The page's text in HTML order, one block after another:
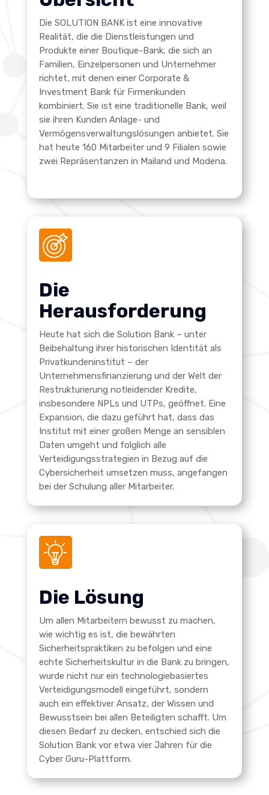
Die SOLUTION BANK ist eine innovative
Realität, die die Dienstleistungen und
Produkte einer Boutique-Bank, die sich an
Familien, Einzelpersonen und Unternehmer
richtet, mit denen einer Corporate &
Investment Bank für Firmenkunden
kombiniert. Sie ist eine traditionelle Bank, weil
sie ihren Kunden Anlage- und
Vermögensverwaltungslösungen anbietet. Sie
hat heute 160 Mitarbeiter und 9 Filialen sowie
zwei Repräsentanzen in Mailand und Modena.
Die
Herausforderung
Heute hat sich die Solution Bank – unter
Beibehaltung ihrer historischen Identität als
Privatkundeninstitut – der
Unternehmensfinanzierung und der Welt der
Restrukturierung notleidender Kredite,
insbesondere NPLs und UTPs, geöffnet. Eine
Expansion, die dazu geführt hat, dass das
Institut mit einer großen Menge an sensiblen
Daten umgeht und folglich alle
Verteidigungsstrategien in Bezug auf die
Cybersicherheit umsetzen muss, angefangen
bei der Schulung aller Mitarbeiter.
Die Lösung
Um allen Mitarbeitern bewusst zu machen,
wie wichtig es ist, die bewährten
Sicherheitspraktiken zu befolgen und eine
echte Sicherheitskultur in die Bank zu bringen,
wurde nicht nur ein technologiebasiertes
Verteidigungsmodell eingeführt, sondern
auch ein effektiver Ansatz, der Wissen und
Bewusstsein bei allen Beteiligten schafft. Um
diesen Bedarf zu decken, entschied sich die
Solution Bank vor etwa vier Jahren für die
Cyber Guru-Plattform.